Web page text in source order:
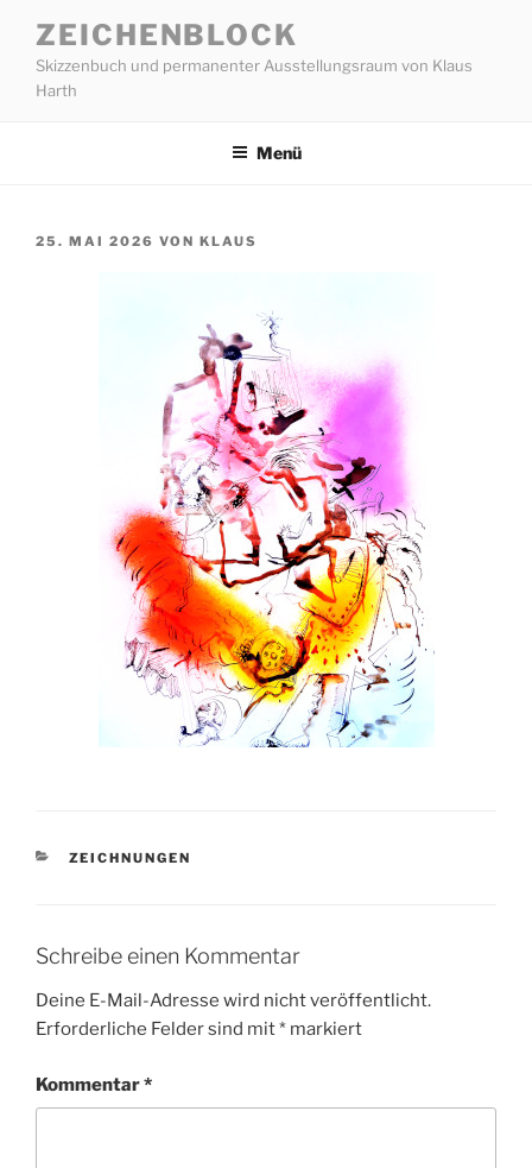
Inhalt
springen
ZEICHENBLOCK
Skizzenbuch und permanenter Ausstellungsraum von Klaus
Harth
Menü
VERÖFFENTLICHT
25. MAI 2026 VON KLAUS
KATEGORIEN
ZEICHNUNGEN
Schreibe einen Kommentar
Deine E-Mail-Adresse wird nicht veröffentlicht.
Erforderliche Felder sind mit* markiert
Kommentar*